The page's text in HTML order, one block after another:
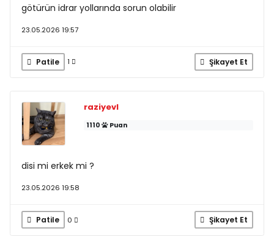
götürün idrar yollarında sorun olabilir
23.05.2026 19:57
Patile 1 Şikayet Et
raziyevl
1110 Puan
disi mi erkek mi ?
23.05.2026 19:58
Patile 0 Şikayet Et